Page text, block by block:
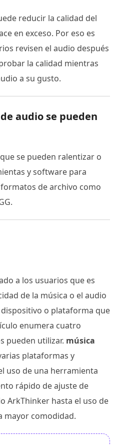
reducir la calidad del
en exceso. Por eso es
revisen el audio después
la calidad mientras
a su gusto.
audio se pueden
se pueden ralentizar o
y software para
de archivo como
a los usuarios que es
de la música o el audio
o plataforma que
enumera cuatro
pueden utilizar. música
plataformas y
uso de una herramienta
rápido de ajuste de
ArkThinker hasta el uso de
mayor comodidad.